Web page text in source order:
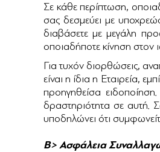
Σε κάθε περίπτωση,
σας δεσμεύει με
διαβάσετε με μεγάλη
οποιαδήποτε κίνηση στον
Για τυχόν διορθώσεις,
είναι η ίδια η Εταιρεία,
προηγηθείσα
δραστηριότητα σε αυτή.
υποδηλώνει ότι
Β> Ασφάλεια